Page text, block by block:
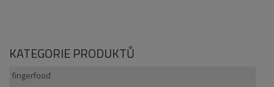
KATEGORIE PRODUKTŮ
fingerfood